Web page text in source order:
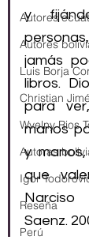
Autores
Autores
Luis Borja
Christian
Wvelny Rios
Autoras
Igor
Reseña
Perú
y
jamás
libros.
para
manos
y
que
Narciso
Saenz.